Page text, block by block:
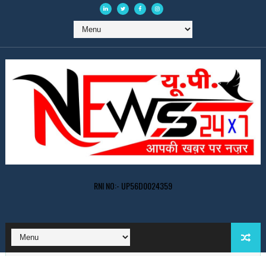
RNI NO:- UP56D0024359